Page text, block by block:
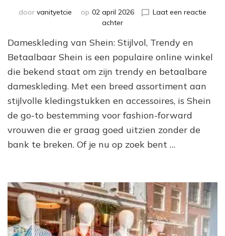
door vanityetcie op 02 april 2026
Laat een reactie
achterop
Dameskleding
van
Shein:
Betaalbare
Stijl
Elke
Vrouw
Dameskleding van Shein: Stijlvol, Trendy en
Betaalbaar Shein is een populaire online winkel
die bekend staat om zijn trendy en betaalbare
dameskleding. Met een breed assortiment aan
stijlvolle kledingstukken en accessoires, is Shein
de go-to bestemming voor fashion-forward
vrouwen die er graag goed uitzien zonder de
bank te breken. Of je nu op zoek bent …